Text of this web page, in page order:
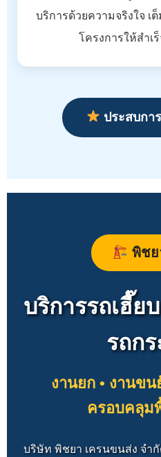
บริการด้วยความจริงใจ
โครงการให้สำเ
ประสบกา
พิชย
บริการรถเฮี๊ย
รถกร
งานยก • งานขน
ครอบคลุม
บริษัท พิชยา เครนขนส่ง จำ